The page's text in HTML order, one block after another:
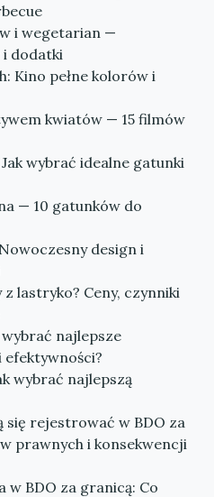
i wegetarian —
dodatki
Kino pełne kolorów i
kwiatów — 15 filmów
wybrać idealne gatunki
— 10 gatunków do
design i
lastryko? Ceny, czynniki
najlepsze
wybrać najlepszą
się rejestrować w BDO za
prawnych i konsekwencji
w BDO za granicą: Co